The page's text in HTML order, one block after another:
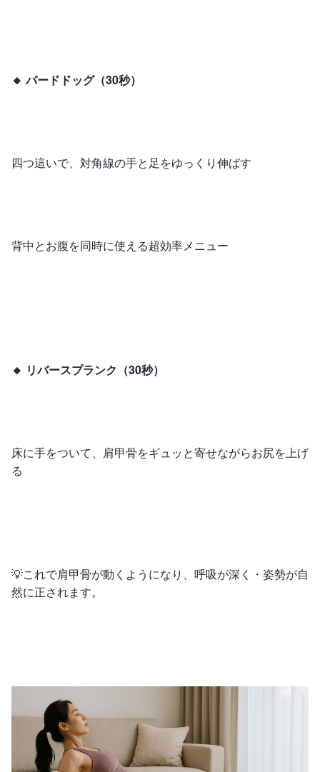
🔸 バードドッグ（30秒）
四つ這いで、対角線の手と足をゆっくり伸ばす
背中とお腹を同時に使える超効率メニュー
🔸 リバースプランク（30秒）
床に手をついて、肩甲骨をギュッと寄せながらお尻を上げ
る
💡これで肩甲骨が動くようになり、呼吸が深く・姿勢が自
然に正されます。